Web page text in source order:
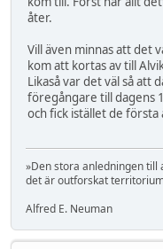
åter.
Vill även minnas att det
kom att kortas av till
Likaså var det väl så att
föregångare till dagens
och fick istället de första
»Den stora anledningen
det är outforskat
Alfred E. Neuman